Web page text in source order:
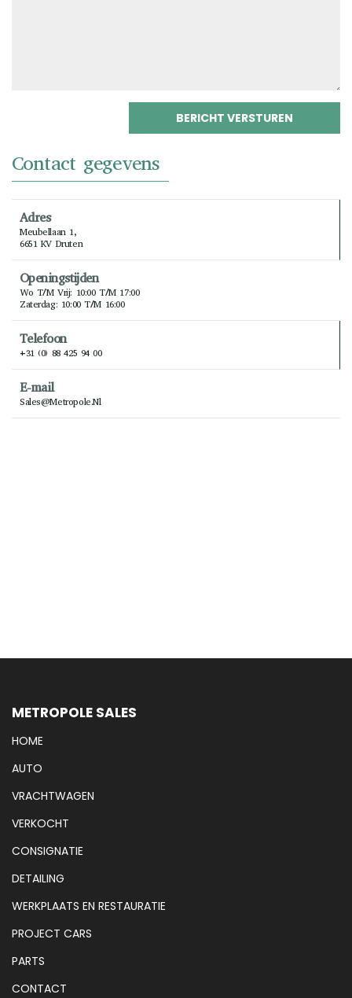
Contact gegevens
Adres
Meubellaan 1,
6651 KV Druten
Openingstijden
Wo T/m Vrij: 10:00 T/m 17:00
Zaterdag: 10:00 T/m 16:00
Telefoon
+31 (0) 88 425 94 00
E-mail
Sales@metropole.nl
METROPOLE SALES
HOME
AUTO
VRACHTWAGEN
VERKOCHT
CONSIGNATIE
DETAILING
WERKPLAATS EN RESTAURATIE
PROJECT CARS
PARTS
CONTACT